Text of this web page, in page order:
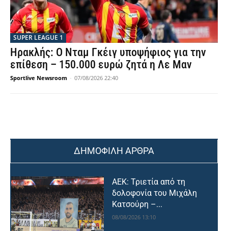
SUPER LEAGUE 1
Ηρακλής: Ο Νταμ Γκέιγ υποψήφιος για την
επίθεση – 150.000 ευρώ ζητά η Λε Μαν
Sportlive Newsroom - 07/08/2026 22:40
ΔΗΜΟΦΙΛΗ ΑΡΘΡΑ
ΑΕΚ: Τριετία από τη
δολοφονία του Μιχάλη
Κατσούρη –...
08/08/2026 13:10